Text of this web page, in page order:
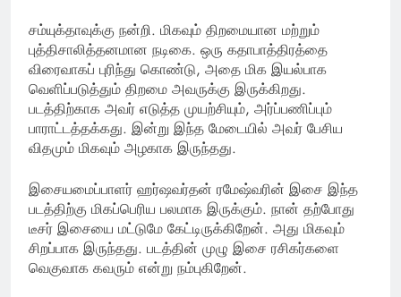
சம்யுக்தாவுக்கு நன்றி. மிகவும் திறமையான மற்றும்
புத்திசாலித்தனமான நடிகை. ஒரு கதாபாத்திரத்தை
விரைவாகப் புரிந்து கொண்டு, அதை மிக இயல்பாக
வெளிப்படுத்தும் திறமை அவருக்கு இருக்கிறது.
படத்திற்காக அவர் எடுத்த முயற்சியும், அர்ப்பணிப்பும்
பாராட்டத்தக்கது. இன்று இந்த மேடையில் அவர் பேசிய
விதமும் மிகவும் அழகாக இருந்தது.
இசையமைப்பாளர் ஹர்ஷவர்தன் ரமேஷ்வரின் இசை இந்த
படத்திற்கு மிகப்பெரிய பலமாக இருக்கும். நான் தற்போது
டீசர் இசையை மட்டுமே கேட்டிருக்கிறேன். அது மிகவும்
சிறப்பாக இருந்தது. படத்தின் முழு இசை ரசிகர்களை
வெகுவாக கவரும் என்று நம்புகிறேன்.